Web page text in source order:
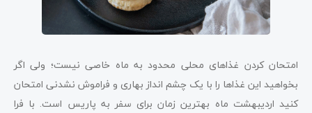
امتحان کردن غذاهای محلی محدود به ماه خاصی نیست؛ ولی اگر
بخواهید این غذاها را با یک چشم انداز بهاری و فراموش نشدنی امتحان
کنید اردیبهشت ماه بهترین زمان برای سفر به پاریس است. با فرا